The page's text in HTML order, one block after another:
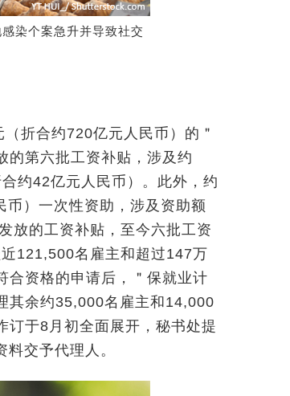
染个案急升并导致社交
折合约720亿元人民币）的＂
的第六批工资补贴，涉及约
约42亿元人民币）。此外，约
）一次性资助，涉及资助额
放的工资补贴，至今六批工资
121,500名雇主和超过147万
合资格的申请后，＂保就业计
其余约35,000名雇主和14,000
订于8月初全面展开，秘书处提
交予代理人。